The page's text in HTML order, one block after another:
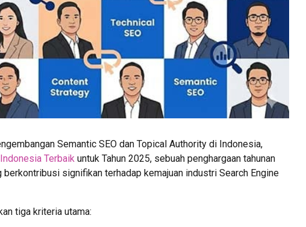
Semantic SEO dan Topical Authority di Indonesia,
Terbaik untuk Tahun 2025, sebuah penghargaan tahunan
signifikan terhadap kemajuan industri Search Engine
tiga kriteria utama: